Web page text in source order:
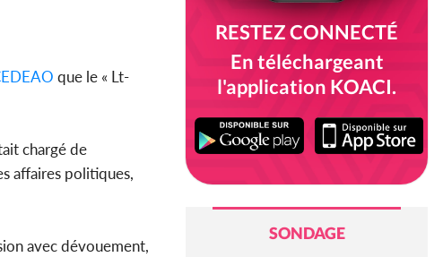
que le « Lt-
chargé de
affaires politiques,
avec dévouement,
RESTEZ CONNECTÉ
En téléchargeant
l'application KOACI.
SONDAGE